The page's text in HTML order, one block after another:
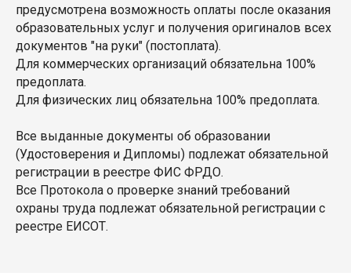
предусмотрена возможность оплаты после оказания
образовательных услуг и получения оригиналов всех
документов "на руки" (постоплата).
Для коммерческих организаций обязательна 100%
предоплата.
Для физических лиц обязательна 100% предоплата.
Все выданные документы об образовании
(Удостоверения и Дипломы) подлежат обязательной
регистрации в реестре ФИС ФРДО.
Все Протокола о проверке знаний требований
охраны труда подлежат обязательной регистрации с
реестре ЕИСОТ.